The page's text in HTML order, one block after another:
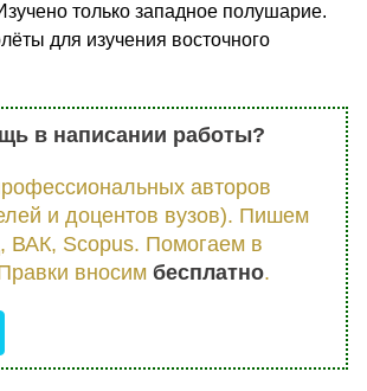
только западное полушарие.
для изучения восточного
в написании работы?
авторов
и доцентов вузов). Пишем
ВАК, Scopus. Помогаем в
вносим бесплатно.